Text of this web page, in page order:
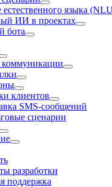
языка
ИИ в проектах
бота
клиентов
SMS-сообщений
сценарии
разработки
поддержка